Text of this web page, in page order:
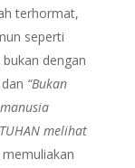
terhormat,
seperti
dengan
“Bukan
melihat